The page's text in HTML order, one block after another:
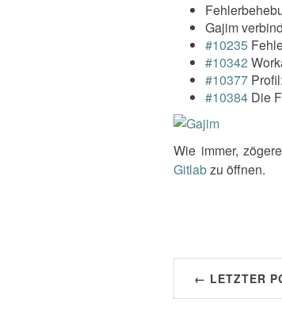
Gajim
#10235
#10342
#10377
#10384 Die
Wie immer,
Gitlabzu öffnen.
← LETZTER